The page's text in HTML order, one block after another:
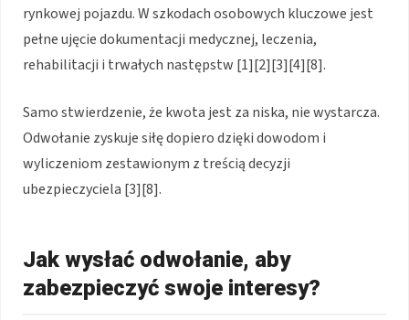
rynkowej pojazdu. W szkodach osobowych kluczowe jest
pełne ujęcie dokumentacji medycznej, leczenia,
rehabilitacji i trwałych następstw [1][2][3][4][8].
Samo stwierdzenie, że kwota jest za niska, nie wystarcza.
Odwołanie zyskuje siłę dopiero dzięki dowodom i
wyliczeniom zestawionym z treścią decyzji
ubezpieczyciela [3][8].
Jak wysłać odwołanie, aby
zabezpieczyć swoje interesy?